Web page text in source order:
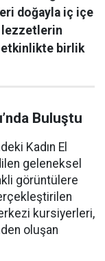
doğayla iç içe
lezzetlerin
etkinlikte birlik
Buluştu
Kadın El
geleneksel
görüntülere
kursiyerleri,
oluşan